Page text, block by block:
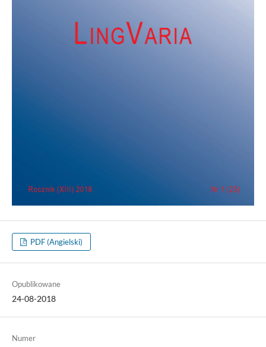
PDF (Angielski)
Opublikowane
24-08-2018
Numer